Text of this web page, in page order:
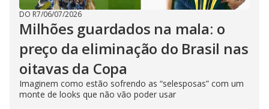
DO R7/06/07/2026
Milhões guardados na mala: o
preço da eliminação do Brasil nas
oitavas da Copa
Imaginem como estão sofrendo as “selesposas” com um
monte de looks que não vão poder usar